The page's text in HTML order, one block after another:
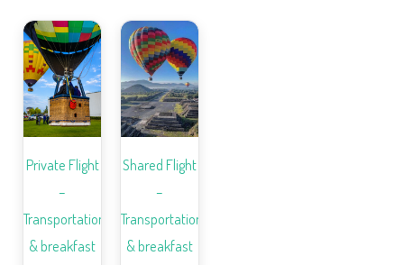
Private Flight
–
Transportation
& breakfast
Shared Flight
–
Transportation
& breakfast